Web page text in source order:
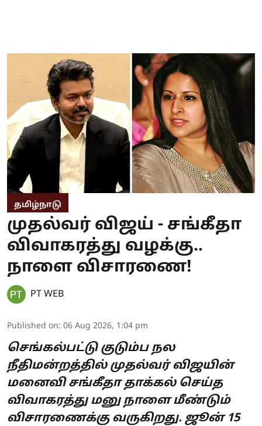
தமிழ்நாடு
முதல்வர் விஜய் - சங்கீதா
விவாகரத்து வழக்கு..
நாளை விசாரணை!
PT WEB
Published on: 06 Aug 2026, 1:04 pm
செங்கல்பட்டு குடும்ப நல
நீதிமன்றத்தில் முதல்வர் விஜயின்
மனைவி சங்கீதா தாக்கல் செய்த
விவாகரத்து மனு நாளை மீண்டும்
விசாரணைக்கு வருகிறது. ஜூன் 15